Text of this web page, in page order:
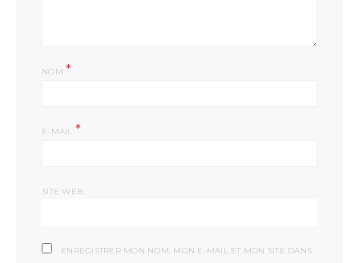
NOM *
E-MAIL *
SITE WEB
ENREGISTRER MON NOM, MON E-MAIL ET MON SITE DANS